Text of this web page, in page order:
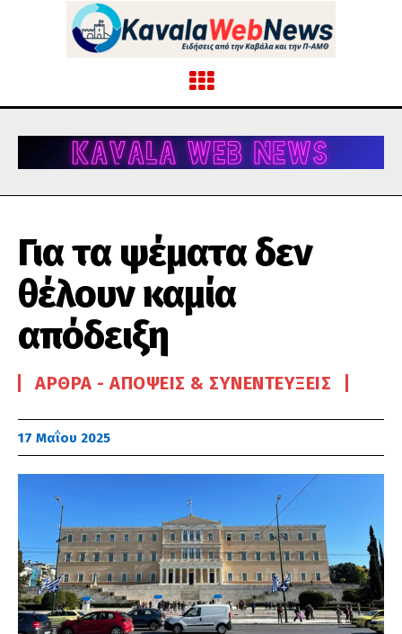
Για τα ψέματα δεν
θέλουν καμία
απόδειξη
ΆΡΘΡΑ - ΑΠΌΨΕΙΣ & ΣΥΝΕΝΤΕΎΞΕΙΣ
17 Μαΐου 2025